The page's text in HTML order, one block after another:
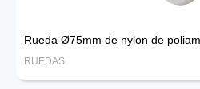
Rueda Ø75mm de nylon de
RUEDAS